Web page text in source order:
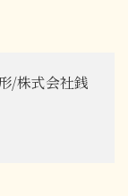
/株式会社銭